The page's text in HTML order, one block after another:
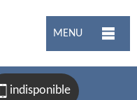
MENU
indisponible